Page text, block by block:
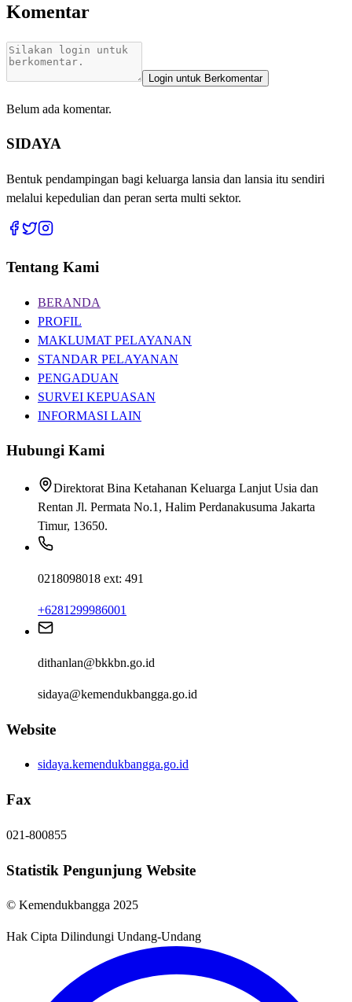
Komentar
Login untuk Berkomentar
Belum ada komentar.
SIDAYA
Bentuk pendampingan bagi keluarga lansia dan lansia itu sendiri
melalui kepedulian dan peran serta multi sektor.
Tentang Kami
BERANDA
PROFIL
MAKLUMAT PELAYANAN
STANDAR PELAYANAN
PENGADUAN
SURVEI KEPUASAN
INFORMASI LAIN
Hubungi Kami
Direktorat Bina Ketahanan Keluarga Lanjut Usia dan
Rentan Jl. Permata No.1, Halim Perdanakusuma Jakarta
Timur, 13650.
0218098018 ext: 491
+6281299986001
dithanlan@bkkbn.go.id
sidaya@kemendukbangga.go.id
Website
sidaya.kemendukbangga.go.id
Fax
021-800855
Statistik Pengunjung Website
© Kemendukbangga 2025
Hak Cipta Dilindungi Undang-Undang